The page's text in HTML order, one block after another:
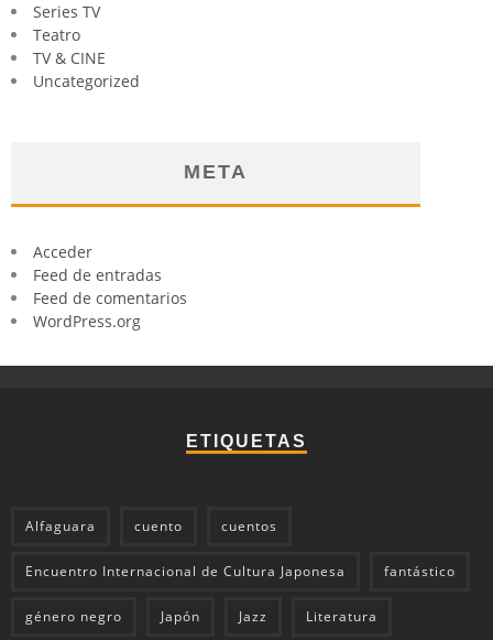
Series TV
Teatro
TV & CINE
Uncategorized
META
Acceder
Feed de entradas
Feed de comentarios
WordPress.org
ETIQUETAS
Alfaguara cuento cuentos
Encuentro Internacional de Cultura Japonesa fantástico
género negro Japón Jazz Literatura